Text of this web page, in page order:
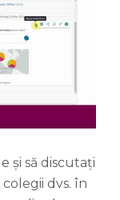
și să discutați
dvs. în